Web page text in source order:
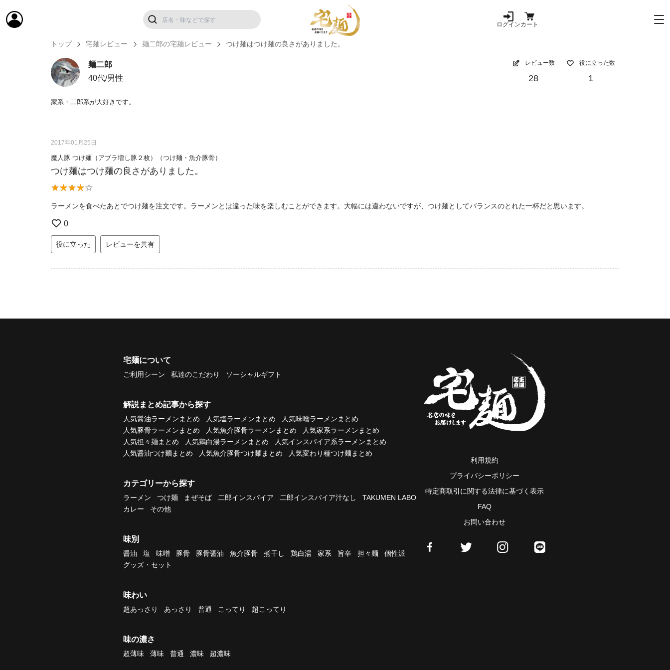
ログインカート
トップ 宅麺レビュー 麺二郎の宅麺レビュー つけ麺はつけ麺の良さがありました。
麺二郎
40代/男性
家系・二郎系が大好きです。
レビュー数
28
役に立った数
1
2017年01月25日
魔人豚 つけ麺（アブラ増し豚２枚）（つけ麺・魚介豚骨）
つけ麺はつけ麺の良さがありました。
ラーメンを食べたあとでつけ麺を注文です。ラーメンとは違った味を楽しむことができます。大幅には違わないですが、つけ麺としてバランスのとれた一杯だと思います。
0
役に立った レビューを共有
宅麺について
ご利用シーン 私達のこだわり ソーシャルギフト
解説まとめ記事から探す
人気醤油ラーメンまとめ 人気塩ラーメンまとめ
人気味噌ラーメンまとめ
人気豚骨ラーメンまとめ
人気魚介豚骨ラーメンまとめ
人気家系ラーメンまとめ
人気担々麺まとめ
人気鶏白湯ラーメンまとめ
人気インスパイア系ラーメンまとめ
人気醤油つけ麺まとめ
人気魚介豚骨つけ麺まとめ 人気変わり種つけ麺まとめ
カテゴリーから探す
ラーメン つけ麺 まぜそば 二郎インスパイア 二郎インスパイア汁なし
TAKUMEN LABO
カレー
その他
味別
醤油 塩 味噌 豚骨 豚骨醤油 魚介豚骨 煮干し 鶏白湯 家系 旨辛 担々麺
個性派
グッズ・セット
味わい
超あっさり あっさり 普通 こってり 超こってり
味の濃さ
超薄味 薄味 普通 濃味 超濃味
利用規約
プライバシーポリシー
特定商取引に関する法律に基づく表示
FAQ
お問い合わせ